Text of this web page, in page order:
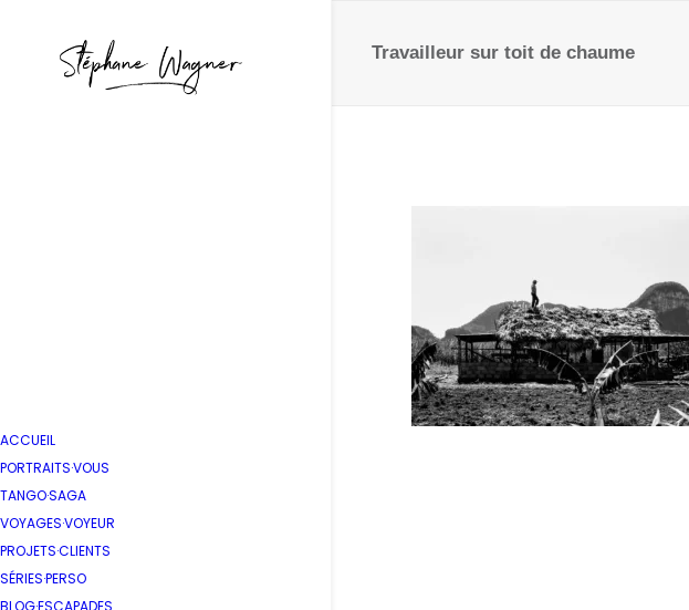
ACCUEIL
PORTRAITS·VOUS
TANGO·SAGA
VOYAGES·VOYEUR
PROJETS·CLIENTS
SÉRIES·PERSO
BLOG·ESCAPADES
Travailleur sur toit de chaume